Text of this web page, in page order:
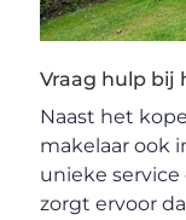
Vraag hulp bij
Naast het
makelaar ook
unieke service
zorgt ervoor